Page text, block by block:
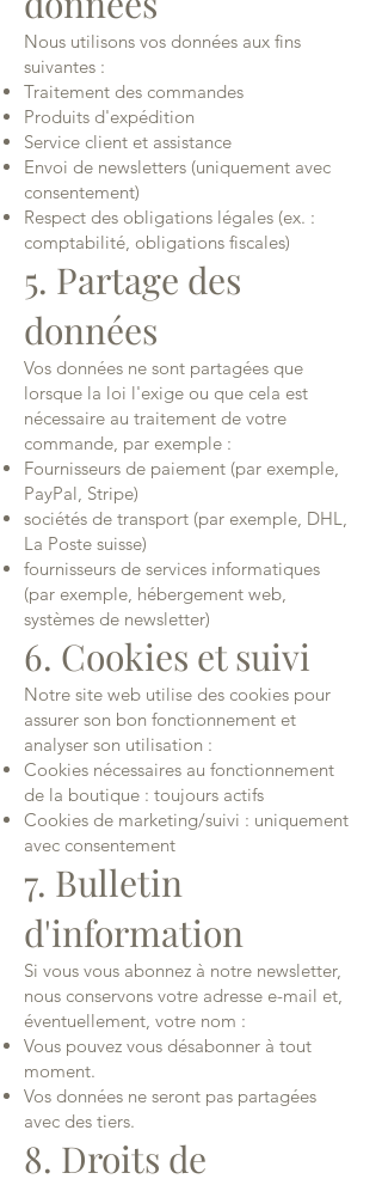
Nous utilisons vos données aux fins
suivantes :
Traitement des commandes
Produits d'expédition
Service client et assistance
Envoi de newsletters (uniquement avec
consentement)
Respect des obligations légales (ex. :
comptabilité, obligations fiscales)
5. Partage des
données
Vos données ne sont partagées que
lorsque la loi l'exige ou que cela est
nécessaire au traitement de votre
commande, par exemple :
Fournisseurs de paiement (par exemple,
PayPal, Stripe)
sociétés de transport (par exemple, DHL,
La Poste suisse)
fournisseurs de services informatiques
(par exemple, hébergement web,
systèmes de newsletter)
6. Cookies et suivi
Notre site web utilise des cookies pour
assurer son bon fonctionnement et
analyser son utilisation :
Cookies nécessaires au fonctionnement
de la boutique : toujours actifs
Cookies de marketing/suivi : uniquement
avec consentement
7. Bulletin
d'information
Si vous vous abonnez à notre newsletter,
nous conservons votre adresse e-mail et,
éventuellement, votre nom :
Vous pouvez vous désabonner à tout
moment.
Vos données ne seront pas partagées
avec des tiers.
8. Droits de